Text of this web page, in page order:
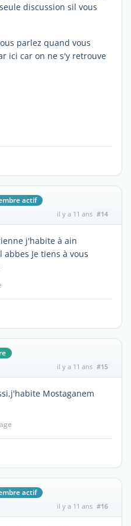
discussion sil vous
parlez quand vous
ici car on ne s'y retrouve
actif
il y a 11 ans #14
j'habite à ain
Je tiens à vous
il y a 11 ans #15
Mostaganem
actif
il y a 11 ans #16